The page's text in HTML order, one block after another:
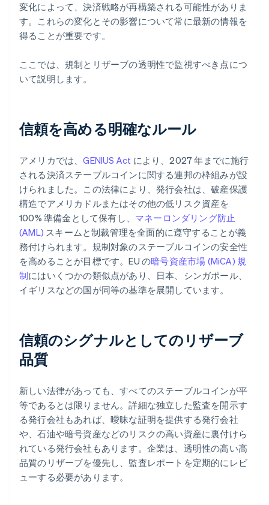
変化によって、決済戦略が再構築される可能性がありま
す。これらの変化とその影響について常に最新の情報を
得ることが重要です。
ここでは、規制とリザーブの透明性で監視すべき点につ
いて説明します。
信頼を高める明確なルール
アメリカでは、GENIUS Act により、2027 年までに施行
される決済ステーブルコインに関する連邦の枠組みが設
けられました。この法律により、発行会社は、破産保護
構造でアメリカドルまたはその他の低リスク資産を
100% 準備金として保有し、 マネーロンダリング防止
(AML) スキームと制裁管理を全面的に遵守することが義
務付けられます。規制対象のステーブルコインの安全性
を高めることが目標です。EU の暗号資産市場 (MiCA) 規
制にはいくつかの類似点があり、日本、シンガポール、
イギリスなどの国が同等の基準を展開しています。
信頼のシグナルとしてのリザーブ
品質
新しい法律があっても、すべてのステーブルコインが平
等であるとは限りません。詳細な独立した監査を開示す
る発行会社もあれば、曖昧な証明を提供する発行会社
や、石油や暗号資産などのリスクの高い資産に裏付けら
れている発行会社もあります。企業は、透明性の高い高
品質のリザーブを優先し、監査レポートを定期的にレビ
ューする必要があります。